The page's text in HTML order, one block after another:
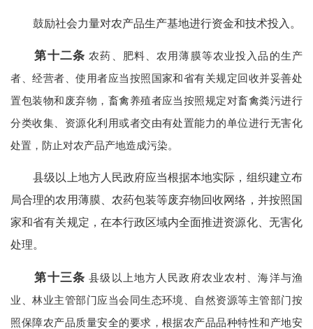
鼓励社会力量对农产品生产基地进行资金和技术投入。
第十二条 农药、肥料、农用薄膜等农业投入品的生产
者、经营者、使用者应当按照国家和省有关规定回收并妥善处
置包装物和废弃物，畜禽养殖者应当按照规定对畜禽粪污进行
分类收集、资源化利用或者交由有处置能力的单位进行无害化
处置，防止对农产品产地造成污染。
县级以上地方人民政府应当根据本地实际，组织建立布
局合理的农用薄膜、农药包装等废弃物回收网络，并按照国
家和省有关规定，在本行政区域内全面推进资源化、无害化
处理。
第十三条 县级以上地方人民政府农业农村、海洋与渔
业、林业主管部门应当会同生态环境、自然资源等主管部门按
照保障农产品质量安全的要求，根据农产品品种特性和产地安